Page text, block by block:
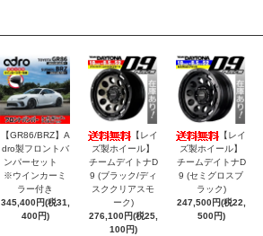
【GR86/BRZ】A
dro製フロントバ
ンパーセット
※ウインカーミ
ラー付き
345,400円(税31,
400円)
【レイ
ズ製ホイール】
チームデイトナD
9 (ブラック/ディ
スククリアスモ
ーク)
276,100円(税25,
100円)
【レイ
ズ製ホイール】
チームデイトナD
9 (セミグロスブ
ラック)
247,500円(税22,
500円)